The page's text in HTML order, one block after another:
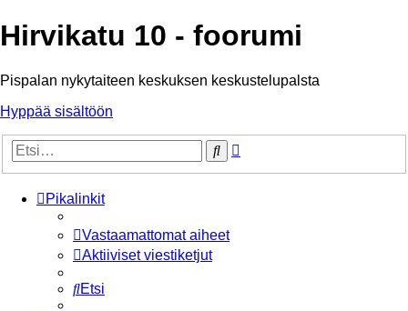
Hirvikatu 10 - foorumi
Pispalan nykytaiteen keskuksen keskustelupalsta
Hyppää sisältöön
Etsi
Pikalinkit
Vastaamattomat aiheet
Aktiiviset viestiketjut
Etsi